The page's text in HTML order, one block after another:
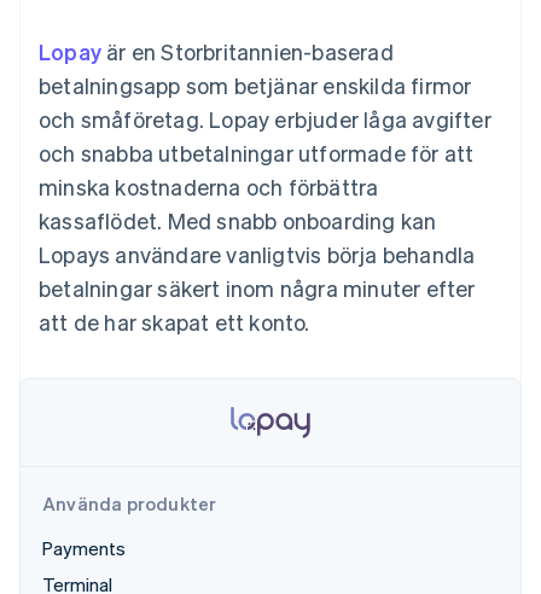
Accelererad kassaprocess
Financial Connections
Länkade finanskontodata
redovisning
Stripe Sigma
Anpassade
rapporter
Data Pipeline
Datasynkronisering
Mer
Product roadmap
Se vad som kommer härnäst
Bolagsbildning för startups
Identitetsverifiering online
Efter bransch
AI-företag
Kreatörsekonomi
Spel
Besöksnäring, resor
Försäkringsbolag
Media och
underhållning
Professionella tjänster
Offentlig sektor
Detaljhandel
Ecosystem
fakturering
Utfärda stablecoin-
stödda kort
Tillhandahåll och
hantera tjänster med
agenter
Resurser
Appintegrationer
Kodexempel
API-status
Produktplan
Sessions årliga
konferens
Karriärer
Nyhetsrum
Stripe Press
Kontakt
Kontakta säljteamet
Bli partner
Lopay är en Storbritannien-baserad
betalningsapp som betjänar enskilda firmor
och småföretag. Lopay erbjuder låga avgifter
och snabba utbetalningar utformade för att
minska kostnaderna och förbättra
kassaflödet. Med snabb onboarding kan
Lopays användare vanligtvis börja behandla
betalningar säkert inom några minuter efter
att de har skapat ett konto.
Använda produkter
Payments
Terminal